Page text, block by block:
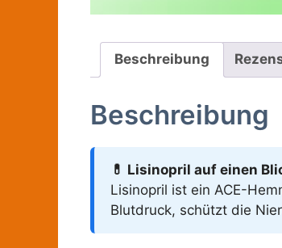
Beschreibung
Beschreibung
💊 Lisinopril auf einen
Lisinopril ist ein ACE-
Blutdruck, schützt die